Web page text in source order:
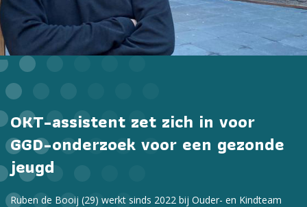
OKT-assistent zet zich in voor
GGD-onderzoek voor een gezonde
jeugd
Ruben de Booij (29) werkt sinds 2022 bij Ouder- en Kindteam